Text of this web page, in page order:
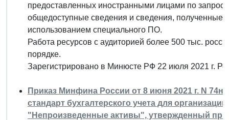
предоставленных иностранными лицами по
общедоступные сведения и сведения, полученные
использованием специального ПО.
Работа ресурсов с аудиторией более 500 тыс.
порядке.
Зарегистрировано в Минюсте РФ 22 июля 2021 г.
Приказ Минфина России от 8 июня 2021 г. N
стандарт бухгалтерского учета для
"Непроизведенные активы", утвержденный